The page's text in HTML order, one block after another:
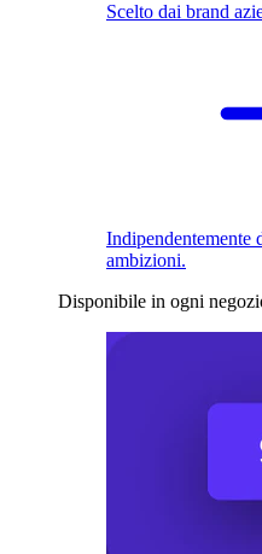
Scelto dai brand
Indipendentemente
ambizioni.
Disponibile in ogni